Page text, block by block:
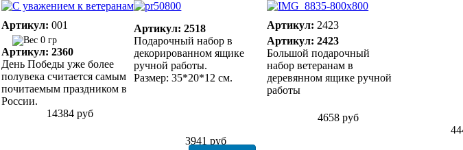
14384 руб
Артикул: 001
0 гр
Артикул: 2360
День Победы уже более
полувека считается самым
почитаемым праздником в
России.
3941 руб
Артикул: 2518
Подарочный набор в
декорированном ящике
ручной работы.
Размер: 35*20*12 см.
4658 руб
Артикул: 2423
Артикул: 2423
Большой подарочный
набор ветеранам в
деревянном ящике ручной
работы